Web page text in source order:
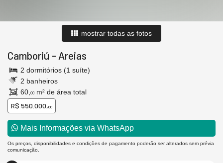
mostrar todas as fotos
Camboriú - Areias
2 dormitórios (1 suíte)
2 banheiros
60, 00 m² de área total
R$ 550.000,00
Mais Informações via WhatsApp
Os preços, disponibilidades e condições de pagamento poderão ser alterados sem prévia
comunicação.